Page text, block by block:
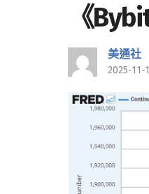
《
美通社
2025-11-